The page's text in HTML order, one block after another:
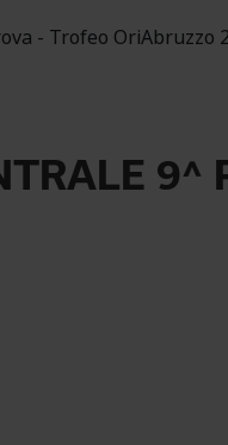
- Trofeo OriAbruzzo
9^